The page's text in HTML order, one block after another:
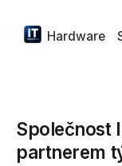
Hardware
Společnost
partnerem